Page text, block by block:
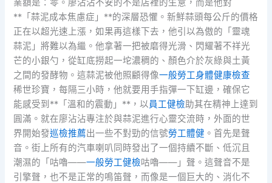
業額是：零。廖沾沾不安的不是店裡的生意，而是他對
**「蒜泥成本焦慮症」**的深層恐懼。新鮮蒜頭每公斤的價格
正在以超光速上漲，如果再這樣下去，他引以為傲的「靈魂
蒜泥」將難以為繼。他拿著一把被磨得光滑、閃耀著不祥光
芒的小銀勺，從缸底撈起一坨濃稠的、顏色介於灰綠與土黃
之間的發酵物。這蒜泥被他照顧得像一般勞工身體健康檢查
稀世珍寶，每隔三小時，他就要用手指彈一下缸邊，確保它
能感受到**「溫和的震動」**，以員工健檢助其在精神上達到
圓滿。就在廖沾沾專注於與蒜泥進行心靈交流時，外面的世
界開始發巡檢推薦出一些不對勁的信號勞工體健 。首先是聲
音。街上所有的汽車喇叭同時發出了一個持續不斷、低沉且
潮濕的「咕嚕——一般勞工健檢咕嚕——」聲。這聲音不是
引擎聲，也不是正常的鳴笛聲，而像是一個巨大的、消化不